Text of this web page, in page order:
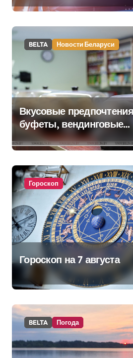
BELTA Новости Беларуси
Вкусовые
буфеты, вендинговые
аппараты.
изменениях в школьном
питании
Гороскоп
Гороскоп на 7 августа
BELTA Погода